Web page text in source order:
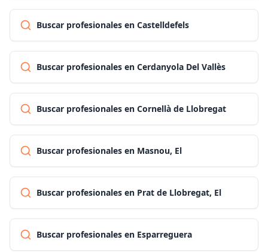
Buscar profesionales en Castelldefels
Buscar profesionales en Cerdanyola Del Vallès
Buscar profesionales en Cornellà de Llobregat
Buscar profesionales en Masnou, El
Buscar profesionales en Prat de Llobregat, El
Buscar profesionales en Esparreguera